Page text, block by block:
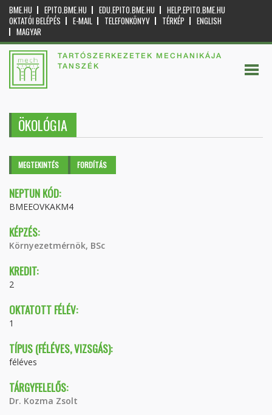
BME.HU EPITO.BME.HU EDU.EPITO.BME.HU
HELP.EPITO.BME.HU
OKTATÓI BELÉPÉS
E-MAIL TELEFONKÖNYV TÉRKÉP
ENGLISH
MAGYAR
TARTÓSZERKEZETEK MECHANIKÁJA
TANSZÉK
ÖKOLÓGIA
Elsődleges fülek
MEGTEKINTÉS (AKTÍVFORDÍTÁS
NEPTUN KÓD:
BMEEOVKAKM4
KÉPZÉS:
Környezetmérnök, BSc
KREDIT:
2
OKTATOTT FÉLÉV:
1
TÍPUS (FÉLÉVES, VIZSGÁS):
féléves
TÁRGYFELELŐS:
Dr. Kozma Zsolt